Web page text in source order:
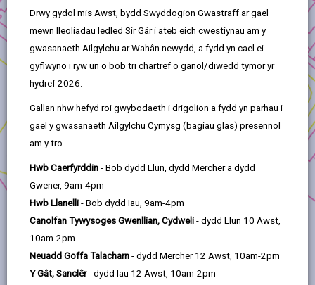
Drwy gydol mis Awst, bydd Swyddogion Gwastraff ar gael
mewn lleoliadau ledled Sir Gâr i ateb eich cwestiynau am y
gwasanaeth Ailgylchu ar Wahân newydd, a fydd yn cael ei
gyflwyno i ryw un o bob tri chartref o ganol/diwedd tymor yr
hydref 2026.
Gallan nhw hefyd roi gwybodaeth i drigolion a fydd yn parhau i
gael y gwasanaeth Ailgylchu Cymysg (bagiau glas) presennol
am y tro.
Hwb Caerfyrddin - Bob dydd Llun, dydd Mercher a dydd
Gwener, 9am-4pm
Hwb Llanelli - Bob dydd Iau, 9am-4pm
Canolfan Tywysoges Gwenllian, Cydweli - dydd Llun 10 Awst,
10am-2pm
Neuadd Goffa Talacharn - dydd Mercher 12 Awst, 10am-2pm
Y Gât, Sanclêr- dydd Iau 12 Awst, 10am-2pm
Cronfa Ffyniant Gyffredin y DU - Cronfa Cymunedau
Cynaliadwy
Cronfa Ffyniant Gyffredin y DU - Prosiectau a Gymeradwywyd
Cymunedau Cynaliadwy
Gwyrddio’r Tir
Gwyrddio’r Tir
Ymgeiswyr Prosiect:
Gardd Fotaneg Genedlaethol Cymru
Rhaglen Angor:
Lleoliad:Sir Gaerfyrddin